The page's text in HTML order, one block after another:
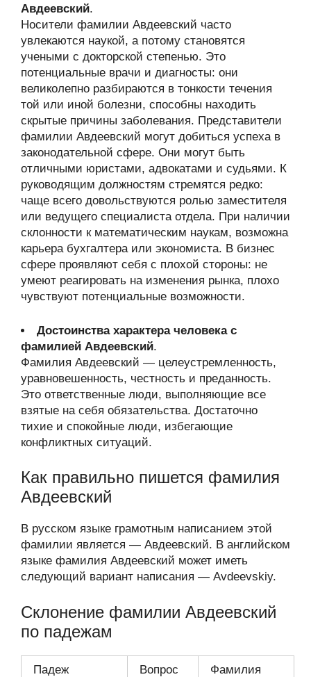
Авдеевский.
Носители фамилии Авдеевский часто
увлекаются наукой, а потому становятся
учеными с докторской степенью. Это
потенциальные врачи и диагносты: они
великолепно разбираются в тонкости течения
той или иной болезни, способны находить
скрытые причины заболевания. Представители
фамилии Авдеевский могут добиться успеха в
законодательной сфере. Они могут быть
отличными юристами, адвокатами и судьями. К
руководящим должностям стремятся редко:
чаще всего довольствуются ролью заместителя
или ведущего специалиста отдела. При наличии
склонности к математическим наукам, возможна
карьера бухгалтера или экономиста. В бизнес
сфере проявляют себя с плохой стороны: не
умеют реагировать на изменения рынка, плохо
чувствуют потенциальные возможности.
Достоинства характера человека с
фамилией Авдеевский.
Фамилия Авдеевский — целеустремленность,
уравновешенность, честность и преданность.
Это ответственные люди, выполняющие все
взятые на себя обязательства. Достаточно
тихие и спокойные люди, избегающие
конфликтных ситуаций.
Как правильно пишется фамилия
Авдеевский
В русском языке грамотным написанием этой
фамилии является — Авдеевский. В английском
языке фамилия Авдеевский может иметь
следующий вариант написания — Avdeevskiy.
Склонение фамилии Авдеевский
по падежам
Падеж Вопрос Фамилия